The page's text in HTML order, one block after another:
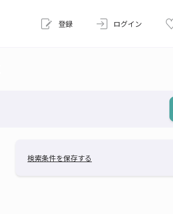
登録 ログイン
検索条件を保存する